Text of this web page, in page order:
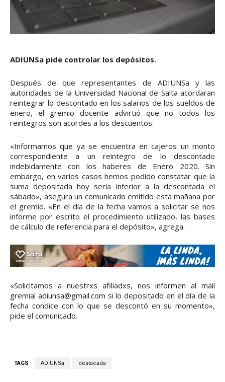
ADIUNSa pide controlar los depósitos.
Después de que representantes de ADIUNSa y las
autoridades de la Universidad Nacional de Salta acordaran
reintegrar lo descontado en los salarios de los sueldos de
enero, el gremio docente advirtió que no todos los
reintegros son acordes a los descuentos.
«Informamos que ya se encuentra en cajeros un monto
correspondiente a un reintegro de lo descontado
indebidamente con los haberes de Enero 2020. Sin
embargo, en varios casos hemos podido constatar que la
suma depositada hoy sería inferior a la descontada el
sábado», asegura un comunicado emitido esta mañana por
el gremio. «En el día de la fecha vamos a solicitar se nos
informe por escrito el procedimiento utilizado, las bases
de cálculo de referencia para el depósito», agrega.
«Solicitamos a nuestrxs afiliadxs, nos informen al mail
gremial adiunsa@gmail.com si lo depositado en el día de la
fecha condice con lo que se descontó en su momento»,
pide el comunicado.
TAGS ADIUNSa destacada